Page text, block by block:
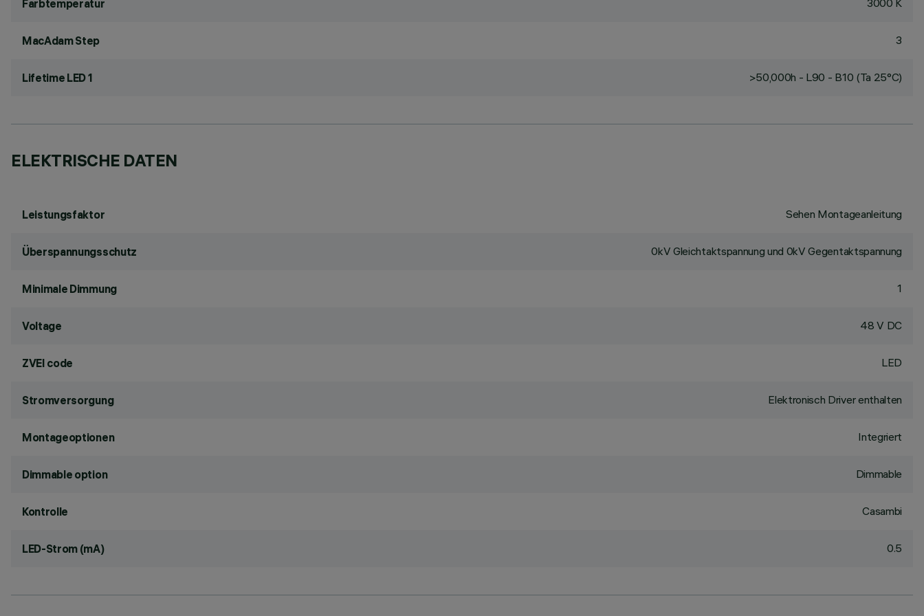
Farbtemperatur 3000 K
MacAdam Step 3
Lifetime LED 1 >50,000h - L90 - B10 (Ta 25°C)
ELEKTRISCHE DATEN
Leistungsfaktor Sehen Montageanleitung
Überspannungsschutz 0kV Gleichtaktspannung und 0kV Gegentaktspannung
Minimale Dimmung 1
Voltage 48 V DC
ZVEI code LED
Stromversorgung Elektronisch Driver enthalten
Montageoptionen Integriert
Dimmable option Dimmable
Kontrolle Casambi
LED-Strom (mA) 0.5